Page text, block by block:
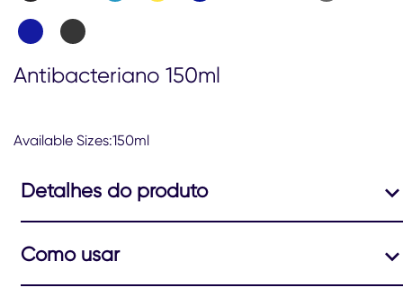
Antibacteriano 150ml
Available Sizes:150ml
Detalhes do produto
Como usar